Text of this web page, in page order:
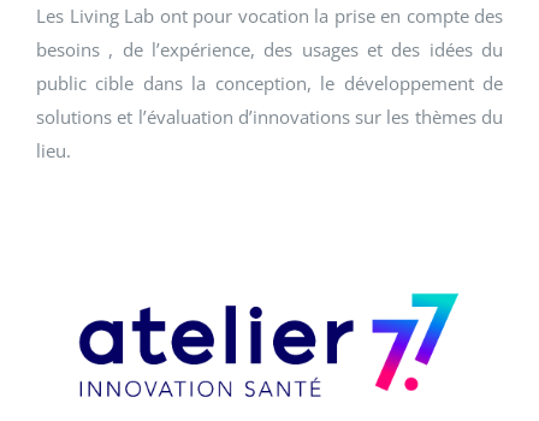
Les Living Lab ont pour vocation la prise en compte des
besoins , de l’expérience, des usages et des idées du
public cible dans la conception, le développement de
solutions et l’évaluation d’innovations sur les thèmes du
lieu.